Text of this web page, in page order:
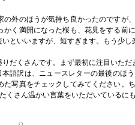
外のほうが気持ち良かったのですが
く満開になった桜も、花見をする前
といいますが、短すぎます。もう少し
だくさんです。まず最初に注目いた
語訳は、ニュースレターの最後のほ
写真をチェックしてみてください。
くさん温かい言葉をいただいているに